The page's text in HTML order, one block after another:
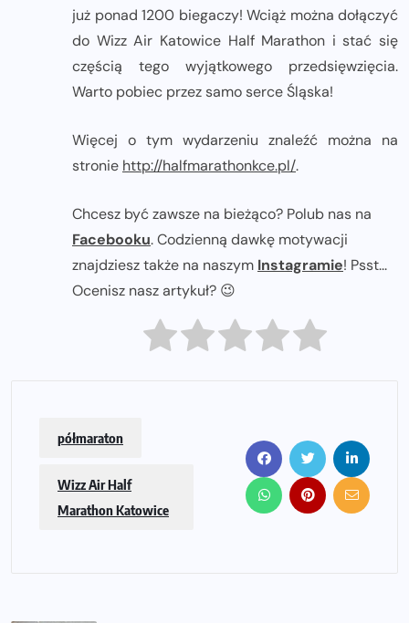
już ponad 1200 biegaczy! Wciąż można dołączyć
do Wizz Air Katowice Half Marathon i stać się
częścią tego wyjątkowego przedsięwzięcia.
Warto pobiec przez samo serce Śląska!
Więcej o tym wydarzeniu znaleźć można na
stronie http://halfmarathonkce.pl/.
Chcesz być zawsze na bieżąco? Polub nas na
Facebooku. Codzienną dawkę motywacji
znajdziesz także na naszym Instagramie! Psst...
Ocenisz nasz artykuł? 😉
półmaraton
Wizz Air Half
Marathon Katowice